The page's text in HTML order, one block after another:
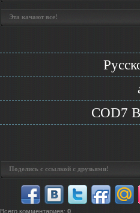
Эта качают все!
COD7
Поделись с ссылкой с друзьями!
Всего комментариев: 0